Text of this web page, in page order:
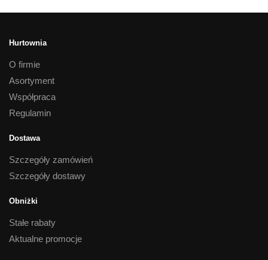
Hurtownia
O firmie
Asortyment
Współpraca
Regulamin
Dostawa
Szczegóły zamówień
Szczegóły dostawy
Obniżki
Stałe rabaty
Aktualne promocje